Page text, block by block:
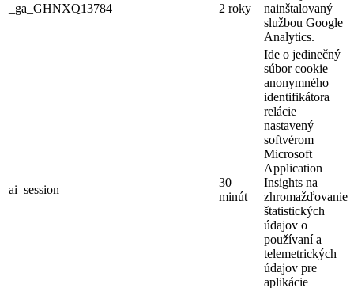
_ga_GHNXQ13784 2 roky
nainštalovaný
službou Google
Analytics.
ai_session
30
minút
Ide o jedinečný
súbor cookie
anonymného
identifikátora
relácie
nastavený
softvérom
Microsoft
Application
Insights na
zhromažďovanie
štatistických
údajov o
používaní a
telemetrických
údajov pre
aplikácie